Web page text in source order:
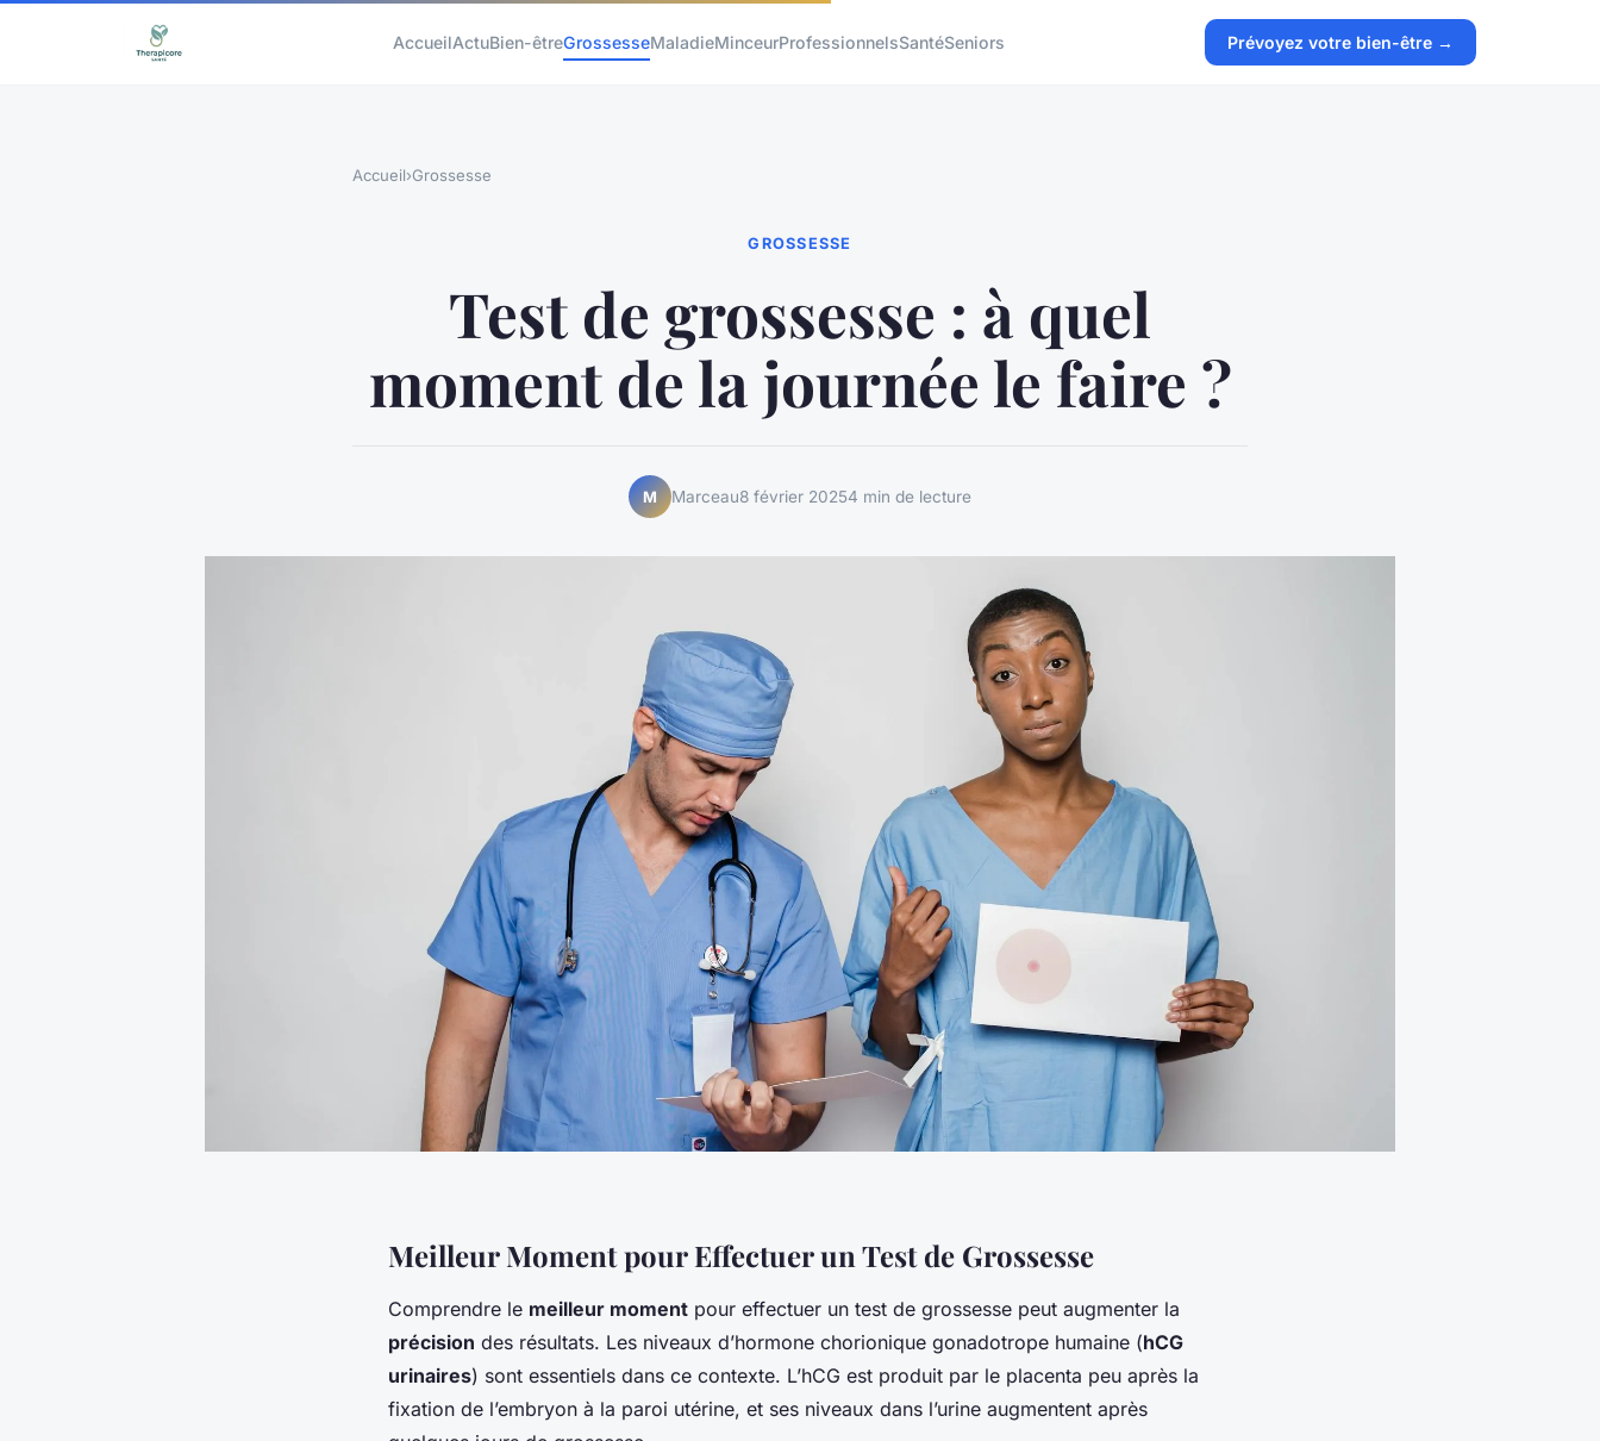
AccueilActuBien-êtreGrossesseMaladieMinceurProfessionnelsSantéSeniors Prévoyez votre bien-être →
Accueil›Grossesse
GROSSESSE
Test de grossesse : à quel
moment de la journée le faire ?
M Marceau8 février 20254 min de lecture
Meilleur Moment pour Effectuer un Test de Grossesse
Comprendre le meilleur moment pour effectuer un test de grossesse peut augmenter la
précision des résultats. Les niveaux d’hormone chorionique gonadotrope humaine (hCG
urinaires) sont essentiels dans ce contexte. L’hCG est produit par le placenta peu après la
fixation de l’embryon à la paroi utérine, et ses niveaux dans l’urine augmentent après